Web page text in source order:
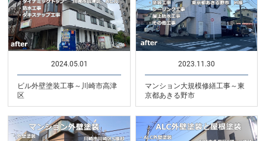
2024.05.01
ビル外壁塗装工事～川崎市高津
区
2023.11.30
マンション大規模修繕工事～東
京都あきる野市